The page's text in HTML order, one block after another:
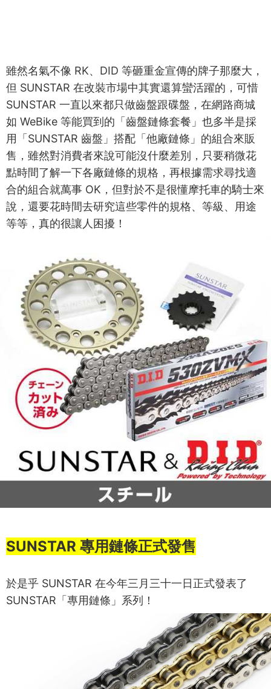
雖然名氣不像 RK、DID 等砸重金宣傳的牌子那麼大，
但 SUNSTAR 在改裝市場中其實還算蠻活躍的，可惜
SUNSTAR 一直以來都只做齒盤跟碟盤，在網路商城
如 WeBike 等能買到的「齒盤鏈條套餐」也多半是採
用「SUNSTAR 齒盤」搭配「他廠鏈條」的組合來販
售，雖然對消費者來說可能沒什麼差別，只要稍微花
點時間了解一下各廠鏈條的規格，再根據需求尋找適
合的組合就萬事 OK，但對於不是很懂摩托車的騎士來
說，還要花時間去研究這些零件的規格、等級、用途
等等，真的很讓人困擾！
SUNSTAR 專用鏈條正式發售
於是乎 SUNSTAR 在今年三月三十一日正式發表了
SUNSTAR「專用鏈條」系列！